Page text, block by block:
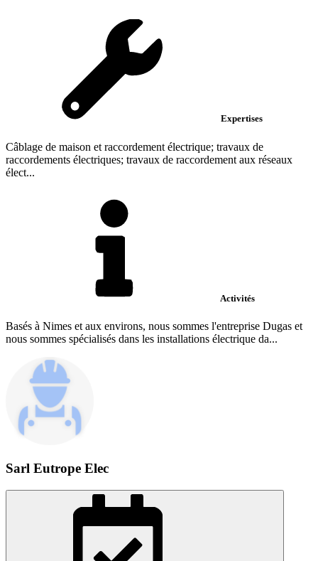
Expertises
Câblage de maison et raccordement électrique; travaux de
raccordements électriques; travaux de raccordement aux réseaux
élect...
Activités
Basés à Nimes et aux environs, nous sommes l'entreprise Dugas et
nous sommes spécialisés dans les installations électrique da...
Sarl Eutrope Elec